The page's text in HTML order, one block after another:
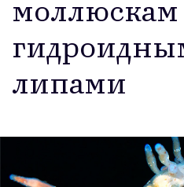
мол­люскам
липа­ми